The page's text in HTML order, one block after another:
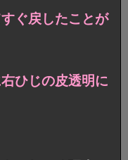
ぐ戻したことが
ひじの皮透明に